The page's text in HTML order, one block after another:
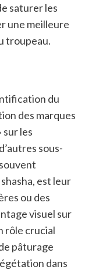
saturer les
une meilleure
troupeau.
du
des marques
sur les
sous-
est leur
ou des
visuel sur
rôle crucial
pâturage
dans